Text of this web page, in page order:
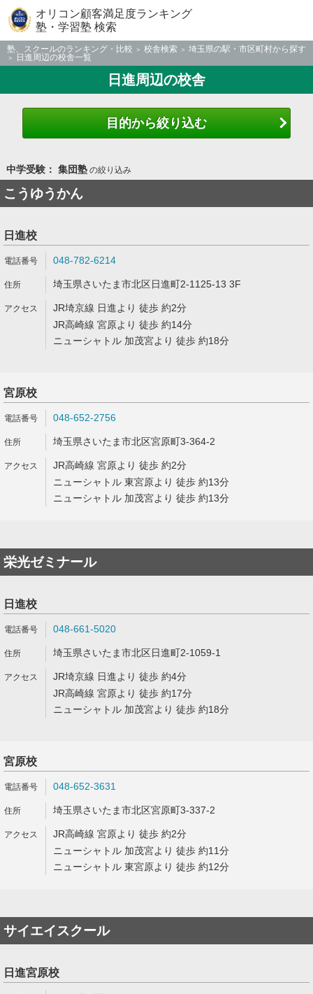
オリコン顧客満足度ランキング
塾・学習塾 検索
塾、スクールのランキング・比較 校舎検索
埼玉県の駅・市区町村から探す
日進周辺の校舎一覧
日進周辺の校舎
目的から絞り込む
中学受験： 集団塾の絞り込み
こうゆうかん
日進校
048-782-6214
埼玉県さいたま市北区日進町2-1125-13 3F
JR埼京線 日進より 徒歩 約2分
JR高崎線 宮原より 徒歩 約14分
ニューシャトル 加茂宮より 徒歩 約18分
宮原校
048-652-2756
埼玉県さいたま市北区宮原町3-364-2
JR高崎線 宮原より 徒歩 約2分
ニューシャトル 東宮原より 徒歩 約13分
ニューシャトル 加茂宮より 徒歩 約13分
栄光ゼミナール
日進校
048-661-5020
埼玉県さいたま市北区日進町2-1059-1
JR埼京線 日進より 徒歩 約4分
JR高崎線 宮原より 徒歩 約17分
ニューシャトル 加茂宮より 徒歩 約18分
宮原校
048-652-3631
埼玉県さいたま市北区宮原町3-337-2
JR高崎線 宮原より 徒歩 約2分
ニューシャトル 加茂宮より 徒歩 約11分
ニューシャトル 東宮原より 徒歩 約12分
サイエイスクール
日進宮原校